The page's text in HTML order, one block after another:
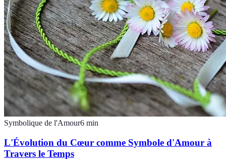
Symbolique de l'Amour6 min
L'Évolution du Cœur comme Symbole d'Amour à
Travers le Temps